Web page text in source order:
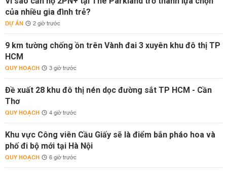
của nhiều gia đình trẻ?
DỰ ÁN 2 giờ trước
9 km tường chống ồn trên Vành đai 3 xuyên khu đô thị TP
HCM
QUY HOẠCH 3 giờ trước
Đề xuất 28 khu đô thị nén dọc đường sắt TP HCM - Cần
Thơ
QUY HOẠCH 4 giờ trước
Khu vực Công viên Cầu Giấy sẽ là điểm bắn pháo hoa và
phố đi bộ mới tại Hà Nội
QUY HOẠCH 6 giờ trước